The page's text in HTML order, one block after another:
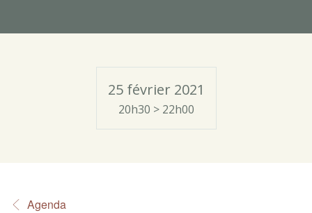
25 février 2021
20h30 > 22h00
Agenda